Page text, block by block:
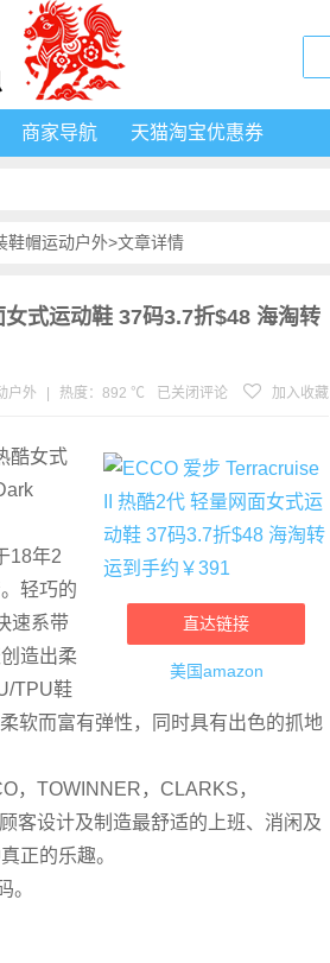
商家导航 天猫淘宝优惠券
鞋帽运动户外>文章详情
式运动鞋 37码3.7折$48 海淘转
户外 热度：892 ℃ 已关闭评论 加入收藏
直达链接
美国amazon
酷女式
18年2
轻巧的
速系带
造出柔
TPU鞋
软而富有弹性，同时具有出色的抓地
，TOWINNER，CLARKS，
客设计及制造最舒适的上班、消闲及
正的乐趣。
。